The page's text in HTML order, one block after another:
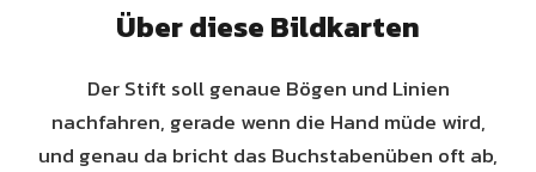
Über diese Bildkarten
Der Stift soll genaue Bögen und Linien
nachfahren, gerade wenn die Hand müde wird,
und genau da bricht das Buchstabenüben oft ab,